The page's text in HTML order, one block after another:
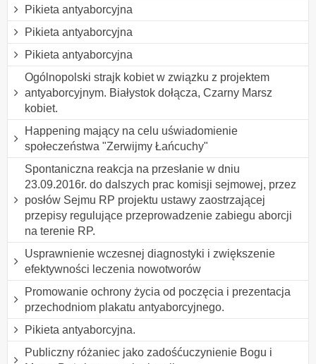
Pikieta antyaborcyjna
Pikieta antyaborcyjna
Pikieta antyaborcyjna
Ogólnopolski strajk kobiet w związku z projektem
antyaborcyjnym. Białystok dołącza, Czarny Marsz
kobiet.
Happening mający na celu uświadomienie
społeczeństwa "Zerwijmy Łańcuchy"
Spontaniczna reakcja na przesłanie w dniu
23.09.2016r. do dalszych prac komisji sejmowej, przez
posłów Sejmu RP projektu ustawy zaostrzającej
przepisy regulujące przeprowadzenie zabiegu aborcji
na terenie RP.
Usprawnienie wczesnej diagnostyki i zwiększenie
efektywności leczenia nowotworów
Promowanie ochrony życia od poczęcia i prezentacja
przechodniom plakatu antyaborcyjnego.
Pikieta antyaborcyjna.
Publiczny różaniec jako zadośćuczynienie Bogu i